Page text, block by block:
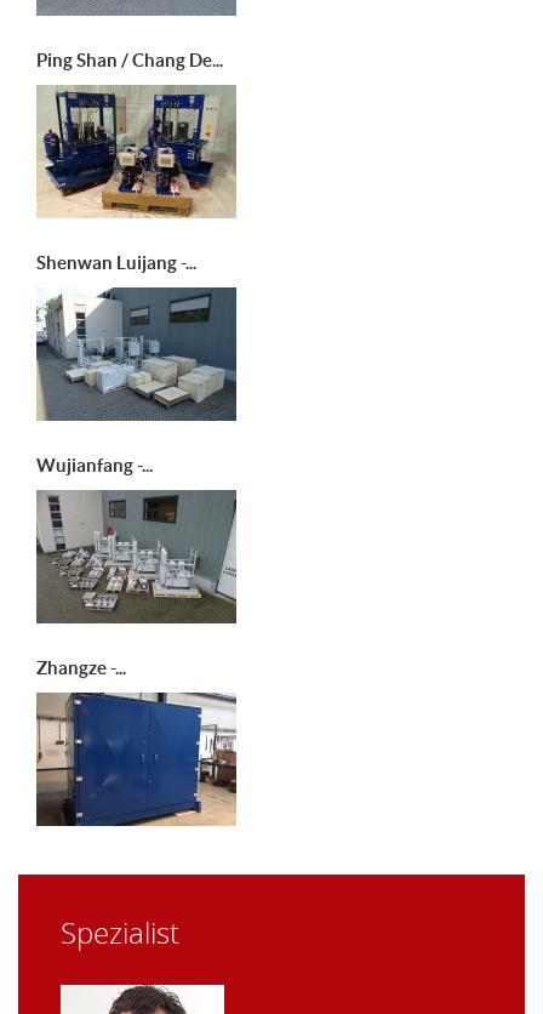
Ping Shan / Chang De...
Shenwan Luijang -...
Wujianfang -...
Zhangze -...
Spezialist